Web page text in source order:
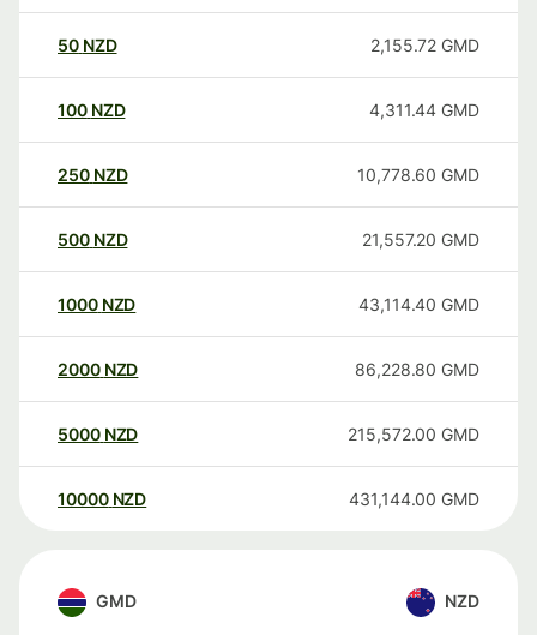
50 NZD 2,155.72 GMD
100 NZD 4,311.44 GMD
250 NZD 10,778.60 GMD
500 NZD 21,557.20 GMD
1000 NZD 43,114.40 GMD
2000 NZD 86,228.80 GMD
5000 NZD 215,572.00 GMD
10000 NZD 431,144.00 GMD
GMD NZD